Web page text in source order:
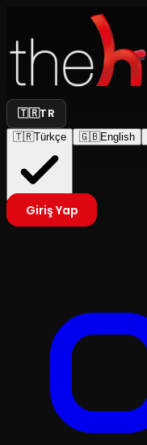
🇹🇷TR
🇹🇷Türkçe 🇬🇧English
Giriş Yap